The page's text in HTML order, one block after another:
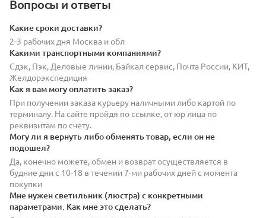
Вопросы и ответы
Какие сроки доставки?
2-3 рабочих дня Москва и обл
Какими транспортными компаниями?
Сдэк, Пэк, Деловые линии, Байкал сервис, Почта России, КИТ,
Желдорэкспедиция
Как я вам могу оплатить заказ?
При получении заказа курьеру наличными либо картой по
терминалу. На сайте пройдя по ссылке, от юр лица по
реквизитам по счету.
Могу ли я вернуть либо обменять товар, если он не
подошел?
Да, конечно можете, обмен и возврат осуществляется в
будние дни с 10-18 в течении 7-ми рабочих дней с момента
покупки
Мне нужен светильник (люстра) с конкретными
параметрами. Как мне это сделать?